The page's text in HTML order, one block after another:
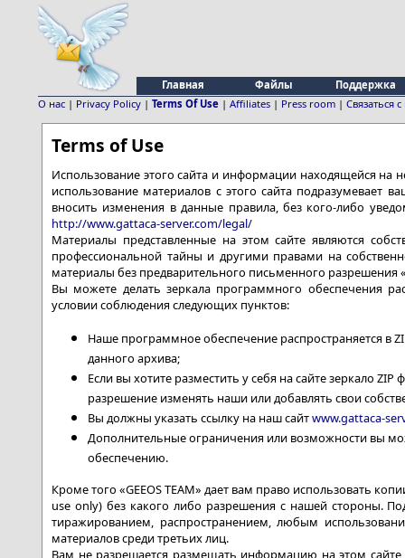
Главная Файлы
Поддержка
О нас | Privacy Policy | Terms Of Use | Affiliates | Press room | Связаться
Terms of Use
Использование этого сайта и информации находящейся на
использование материалов с этого сайта подразумевает
вносить изменения в данные правила, без кого-либо
http://www.gattaca-server.com/legal/
Материалы представленные на этом сайте являются
профессиональной тайны и другими правами на
материалы без предварительного письменного разрешения
Вы можете делать зеркала программного обеспечения
условии соблюдения следующих пунктов:
Наше программное обеспечение распространяется в
данного архива;
Если вы хотите разместить у себя на сайте зеркало
разрешение изменять наши или добавлять свои
Вы должны указать ссылку на наш сайтwww.gattaca-
Дополнительные ограничения или возможности вы
обеспечению.
Кроме того «GEEOS TEAM» дает вам право использовать
use only) без какого либо разрешения с нашей стороны.
тиражированием, распространением, любым
материалов среди третьих лиц.
Вам не разрешается размещать информацию на этом